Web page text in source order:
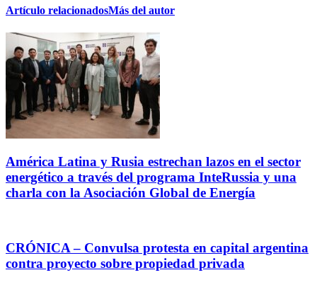
Artículo relacionadosMás del autor
América Latina y Rusia estrechan lazos en el sector
energético a través del programa InteRussia y una
charla con la Asociación Global de Energía
CRÓNICA – Convulsa protesta en capital argentina
contra proyecto sobre propiedad privada